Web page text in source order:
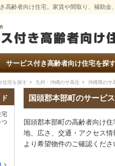
高齢者向け住宅。家賃や間取り、補助
サービス付き高齢者向け住宅を探
住宅を探す 九州・沖縄のサ高住 沖縄県のサ
国頭郡本部町のサービ
国頭郡本部町の高齢者向け
地、広さ、交通・アクセス
より希望物件のご確認くださ
宅